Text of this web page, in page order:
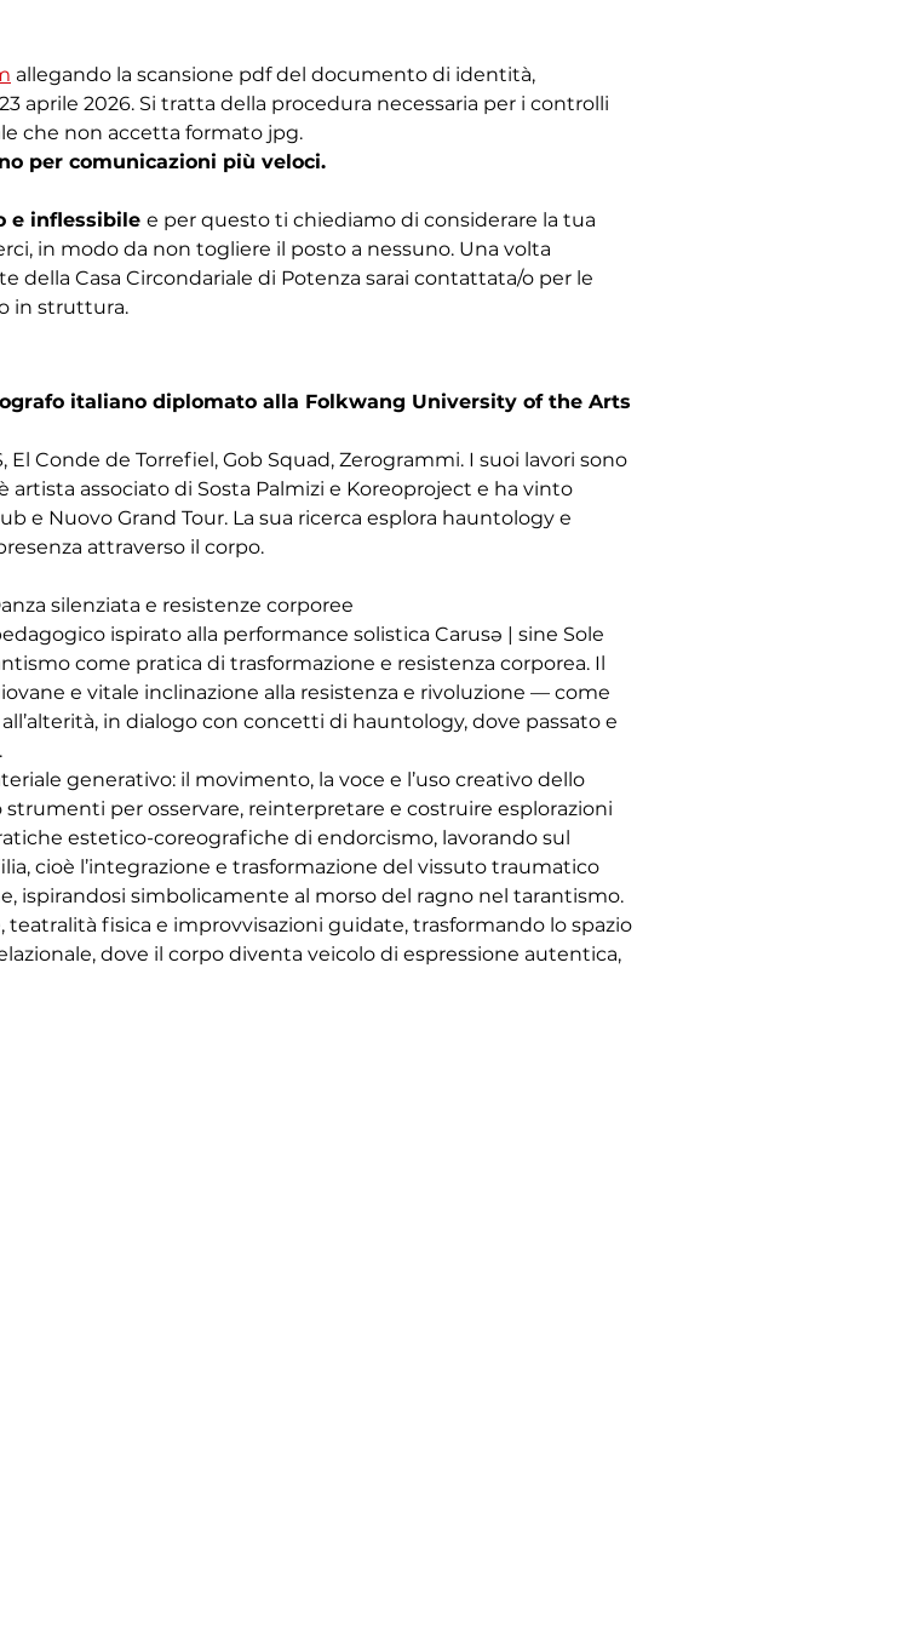
allegando la scansione pdf del documento di identità,
aprile 2026. Si tratta della procedura necessaria per i controlli
che non accetta formato jpg.
per comunicazioni più veloci.
e inflessibile e per questo ti chiediamo di considerare la tua
in modo da non togliere il posto a nessuno. Una volta
della Casa Circondariale di Potenza sarai contattata/o per le
in struttura.
italiano diplomato alla Folkwang University of the Arts
El Conde de Torrefiel, Gob Squad, Zerogrammi. I suoi lavori sono
associato di Sosta Palmizi e Koreoproject e ha vinto
e Nuovo Grand Tour. La sua ricerca esplora hauntology e
attraverso il corpo.
silenziata e resistenze corporee
ispirato alla performance solistica Carusə | sine Sole
come pratica di trasformazione e resistenza corporea. Il
e vitale inclinazione alla resistenza e rivoluzione — come
in dialogo con concetti di hauntology, dove passato e
generativo: il movimento, la voce e l’uso creativo dello
per osservare, reinterpretare e costruire esplorazioni
estetico-coreografiche di endorcismo, lavorando sul
cioè l’integrazione e trasformazione del vissuto traumatico
ispirandosi simbolicamente al morso del ragno nel tarantismo.
fisica e improvvisazioni guidate, trasformando lo spazio
dove il corpo diventa veicolo di espressione autentica,